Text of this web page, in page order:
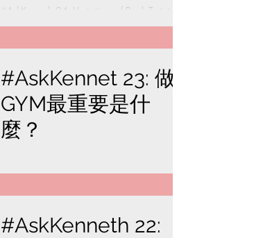
#AskKenneth 24: Variations of Back Training
背部訓練 1. Rope Chin-ups - Start from dead-
#AskKennet 23: 做
GYM最重要是什
麼？
#AskKenneth 22: